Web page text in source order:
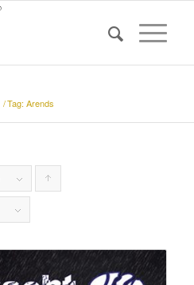
/Tag: Arends